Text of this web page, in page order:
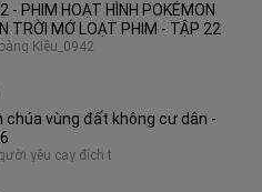
- PHIM HOẠT HÌNH POKÉMON
TRỜI MỚ LOẠT PHIM - TẬP 22
Kiều_0942
chúa vùng đất không cư dân -
yêu cay đích t